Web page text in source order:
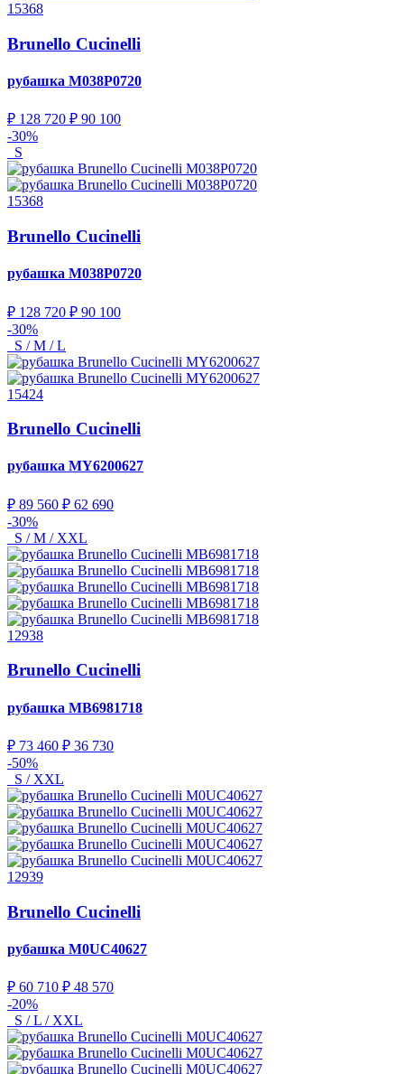
15368
Brunello Cucinelli
рубашка M038P0720
₽ 128 720 ₽ 90 100
-30%
S
15368
Brunello Cucinelli
рубашка M038P0720
₽ 128 720 ₽ 90 100
-30%
S / M / L
15424
Brunello Cucinelli
рубашка MY6200627
₽ 89 560 ₽ 62 690
-30%
S / M / XXL
12938
Brunello Cucinelli
рубашка MB6981718
₽ 73 460 ₽ 36 730
-50%
S / XXL
12939
Brunello Cucinelli
рубашка M0UC40627
₽ 60 710 ₽ 48 570
-20%
S / L / XXL